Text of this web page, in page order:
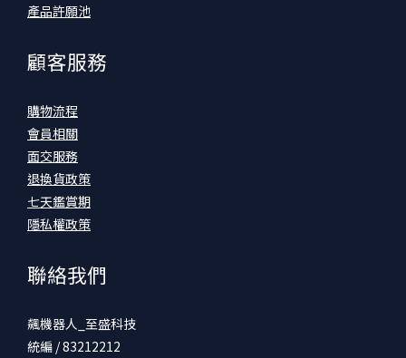
產品許願池
顧客服務
購物流程
會員相關
面交服務
退換貨政策
七天鑑賞期
隱私權政策
聯絡我們
飆機器人_至盛科技
統編 / 83212212